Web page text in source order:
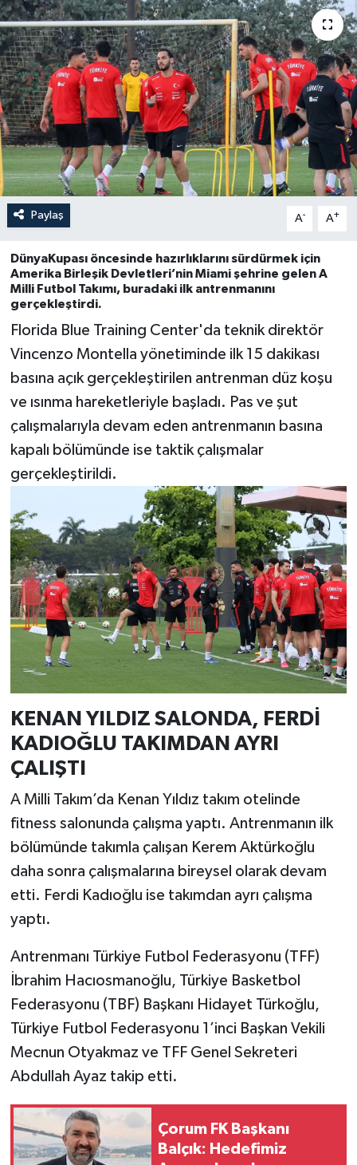
Paylaş A- A+
DünyaKupası öncesinde hazırlıklarını sürdürmek için
Amerika Birleşik Devletleri’nin Miami şehrine gelen A
Milli Futbol Takımı, buradaki ilk antrenmanını
gerçekleştirdi.
Florida Blue Training Center'da teknik direktör
Vincenzo Montella yönetiminde ilk 15 dakikası
basına açık gerçekleştirilen antrenman düz koşu
ve ısınma hareketleriyle başladı. Pas ve şut
çalışmalarıyla devam eden antrenmanın basına
kapalı bölümünde ise taktik çalışmalar
gerçekleştirildi.
KENAN YILDIZ SALONDA, FERDİ
KADIOĞLU TAKIMDAN AYRI
ÇALIŞTI
A Milli Takım’da Kenan Yıldız takım otelinde
fitness salonunda çalışma yaptı. Antrenmanın ilk
bölümünde takımla çalışan Kerem Aktürkoğlu
daha sonra çalışmalarına bireysel olarak devam
etti. Ferdi Kadıoğlu ise takımdan ayrı çalışma
yaptı.
Antrenmanı Türkiye Futbol Federasyonu (TFF)
İbrahim Hacıosmanoğlu, Türkiye Basketbol
Federasyonu (TBF) Başkanı Hidayet Türkoğlu,
Türkiye Futbol Federasyonu 1’inci Başkan Vekili
Mecnun Otyakmaz ve TFF Genel Sekreteri
Abdullah Ayaz takip etti.
Çorum FK Başkanı
Balçık: Hedefimiz